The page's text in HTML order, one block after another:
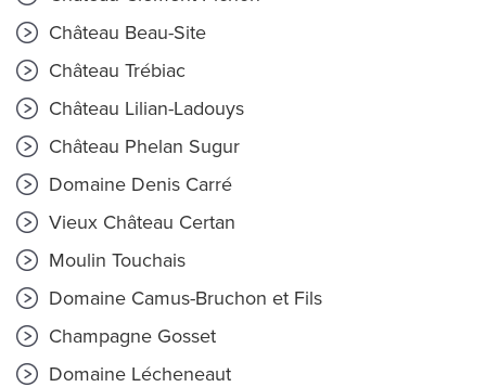
Château Beau-Site
Château Trébiac
Château Lilian-Ladouys
Château Phelan Sugur
Domaine Denis Carré
Vieux Château Certan
Moulin Touchais
Domaine Camus-Bruchon et Fils
Champagne Gosset
Domaine Lécheneaut